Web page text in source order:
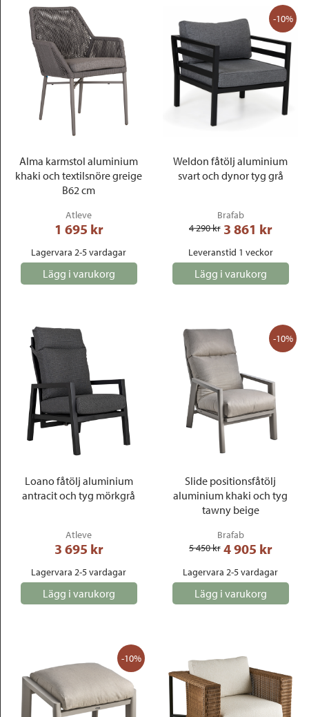
Alma karmstol aluminium
khaki och textilsnöre greige
B62 cm
Atleve
1 695 kr
Lagervara 2-5 vardagar
Lägg i varukorg
-10%
Weldon fåtölj aluminium
svart och dynor tyg grå
Brafab
4 290 kr 3 861 kr
Leveranstid 1 veckor
Lägg i varukorg
Loano fåtölj aluminium
antracit och tyg mörkgrå
Atleve
3 695 kr
Lagervara 2-5 vardagar
Lägg i varukorg
-10%
Slide positionsfåtölj
aluminium khaki och tyg
tawny beige
Brafab
5 450 kr 4 905 kr
Lagervara 2-5 vardagar
Lägg i varukorg
-10%